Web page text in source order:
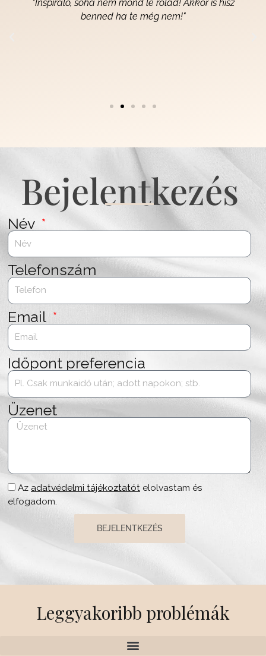
Bejelentkezés
Telefonszám
Email
Időpont preferencia
Üzenet
Leggyakoribb problémák
Hasznos információk